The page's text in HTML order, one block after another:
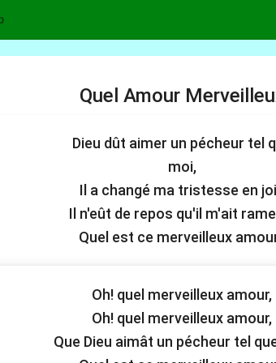
Quel Amour
Dieu dût aimer un pécheur tel
moi,
Il a changé ma tristesse en
Il n'eût de repos qu'il m'ait
Quel est ce merveilleux
Oh! quel merveilleux amour,
Oh! quel merveilleux amour,
Que Dieu aimât un pécheur tel